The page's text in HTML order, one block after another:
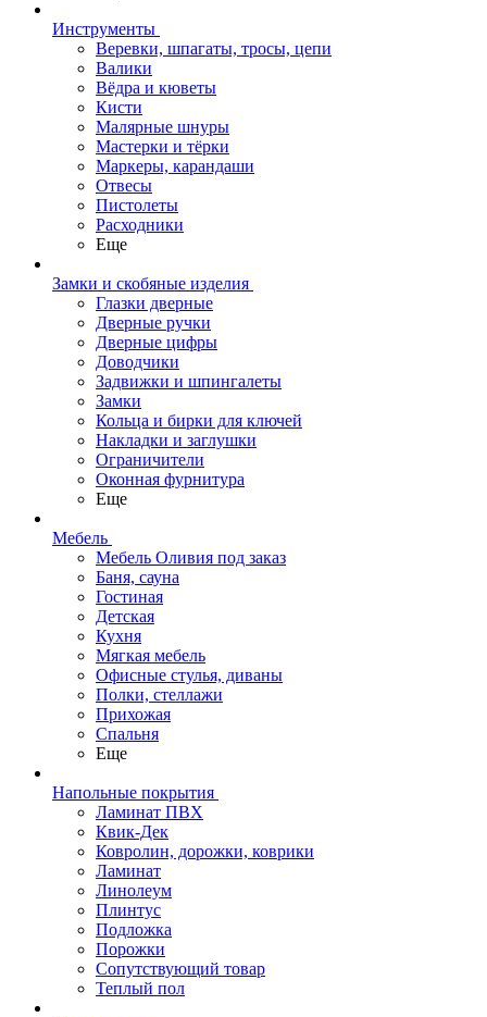
Инструменты
Веревки, шпагаты, тросы, цепи
Валики
Вёдра и кюветы
Кисти
Малярные шнуры
Мастерки и тёрки
Маркеры, карандаши
Отвесы
Пистолеты
Расходники
Еще
Замки и скобяные изделия
Глазки дверные
Дверные ручки
Дверные цифры
Доводчики
Задвижки и шпингалеты
Замки
Кольца и бирки для ключей
Накладки и заглушки
Ограничители
Оконная фурнитура
Еще
Мебель
Мебель Оливия под заказ
Баня, сауна
Гостиная
Детская
Кухня
Мягкая мебель
Офисные стулья, диваны
Полки, стеллажи
Прихожая
Спальня
Еще
Напольные покрытия
Ламинат ПВХ
Квик-Дек
Ковролин, дорожки, коврики
Ламинат
Линолеум
Плинтус
Подложка
Порожки
Сопутствующий товар
Теплый пол